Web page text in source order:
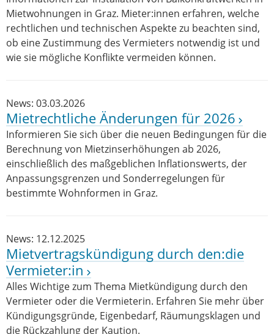
Mietwohnungen in Graz. Mieter:innen erfahren, welche
rechtlichen und technischen Aspekte zu beachten sind,
ob eine Zustimmung des Vermieters notwendig ist und
wie sie mögliche Konflikte vermeiden können.
News: 03.03.2026
Mietrechtliche Änderungen für 2026
Informieren Sie sich über die neuen Bedingungen für die
Berechnung von Mietzinserhöhungen ab 2026,
einschließlich des maßgeblichen Inflationswerts, der
Anpassungsgrenzen und Sonderregelungen für
bestimmte Wohnformen in Graz.
News: 12.12.2025
Mietvertragskündigung durch den:die
Vermieter:in
Alles Wichtige zum Thema Mietkündigung durch den
Vermieter oder die Vermieterin. Erfahren Sie mehr über
Kündigungsgründe, Eigenbedarf, Räumungsklagen und
die Rückzahlung der Kaution.